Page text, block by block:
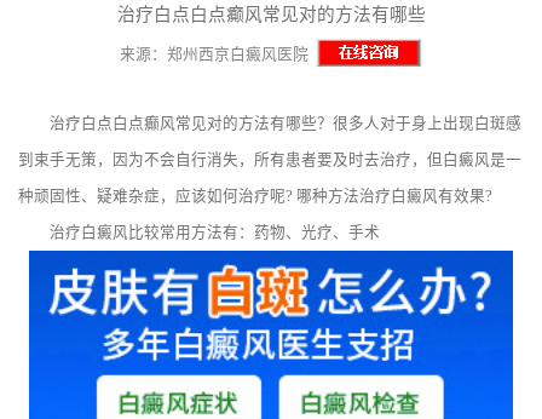
治疗白点白点癫风常见对的方法有哪些
来源：郑州西京白癜风医院
治疗白点白点癫风常见对的方法有哪些？很多人对于身上出现白斑感
到束手无策，因为不会自行消失，所有患者要及时去治疗，但白癜风是一
种顽固性、疑难杂症，应该如何治疗呢? 哪种方法治疗白癜风有效果?
治疗白癜风比较常用方法有：药物、光疗、手术